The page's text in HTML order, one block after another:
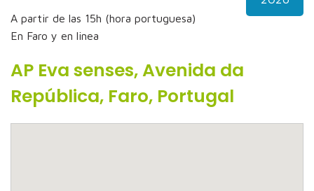
A partir de las 15h (hora portuguesa)
En Faro y en linea
AP Eva senses, Avenida da
República, Faro, Portugal